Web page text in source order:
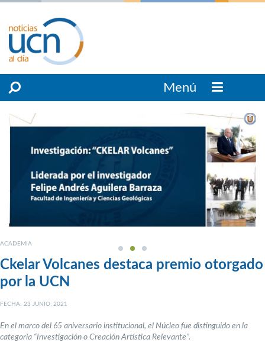
Menú
ACADEMIA
Ckelar Volcanes destaca premio otorgado
por la UCN
FECHA: 23 JUNIO, 2021
En el marco del 65 aniversario institucional, el Núcleo fue distinguido en la
categoría “Investigación o Creación Artística Relevante”.